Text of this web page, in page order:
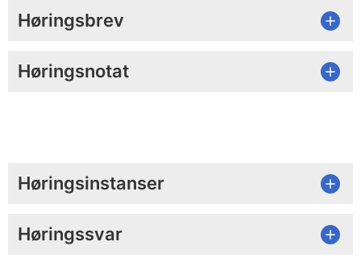
Høringsbrev
Høringsnotat
Høringsinstanser
Høringssvar